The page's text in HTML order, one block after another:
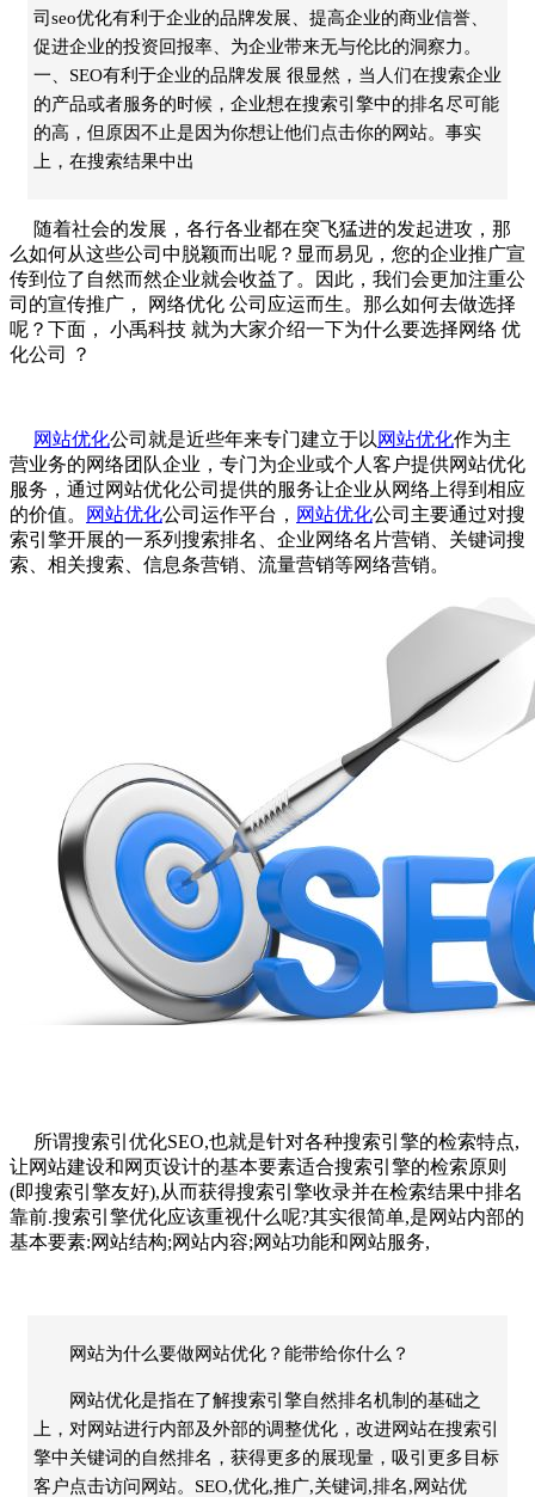
司seo优化有利于企业的品牌发展、提高企业的商业信誉、
促进企业的投资回报率、为企业带来无与伦比的洞察力。
一、SEO有利于企业的品牌发展 很显然，当人们在搜索企业
的产品或者服务的时候，企业想在搜索引擎中的排名尽可能
的高，但原因不止是因为你想让他们点击你的网站。事实
上，在搜索结果中出
随着社会的发展，各行各业都在突飞猛进的发起进攻，那
么如何从这些公司中脱颖而出呢？显而易见，您的企业推广宣
传到位了自然而然企业就会收益了。因此，我们会更加注重公
司的宣传推广，
网络优化 公司应运而生。那么如何去做选择
呢？下面，
小禹科技 就为大家介绍一下为什么要选择网络 优
化公司
？
网站优化公司就是近些年来专门建立于以 网站优化作为主
营业务的网络团队企业，专门为企业或个人客户提供网站优化
服务，通过网站优化公司提供的服务让企业从网络上得到相应
的价值。
网站优化公司运作平台， 网站优化公司主要通过对搜
索引擎开展的一系列搜索排名、企业网络名片营销、关键词搜
索、相关搜索、信息条营销、流量营销等网络营销。
所谓搜索引 优化SEO,也就是针对各种搜索引擎的检索特点,
让网站建设和网页设计的基本要素适合搜索引擎的检索原则
(即搜索引擎友好),从而获得搜索引擎收录并在检索结果中排名
靠前.搜索引擎优化应该重视什么呢?其实很简单,是网站内部的
基本要素:网站结构;网站内容;网站功能和网站服务,
网站为什么要做网站优化？能带给你什么？
网站优化是指在了解搜索引擎自然排名机制的基础之
上，对网站进行内部及外部的调整优化，改进网站在搜索引
擎中关键词的自然排名，获得更多的展现量，吸引更多目标
客户点击访问网站。SEO,优化,推广,关键词,排名,网站优